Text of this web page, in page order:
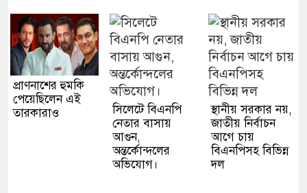
প্রাণনাশের হুমকি
পেয়েছিলেন এই
তারকারাও
সিলেটে বিএনপি
নেতার বাসায়
আগুন,
অন্তর্কোন্দলের
অভিযোগ।
স্থানীয় সরকার নয়,
জাতীয় নির্বাচন
আগে চায়
বিএনপিসহ বিভিন্ন
দল